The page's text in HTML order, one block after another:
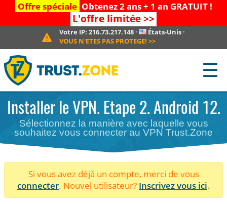
Offre spéciale Obtenez 2 ans + 1 an GRATUIT !
L'offre limitée>>
Votre IP: 216.73.217.148· États-Unis ·
VOUS N'ETES PAS PROTEGE! >>
☰
Installer le VPN. Etape 2. Android 12.
Sélectionnez la manière avec laquelle vous
souhaitez vous connecter au VPN Trust.Zone
Si vous avez déjà un compte, merci de vous
connecter. Nouvel utilisateur? Inscrivez vous ici.